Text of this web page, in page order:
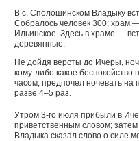
В с. Сполошинском Владыку
Собралось человек 300; храм
Ильинское. Здесь в храме —
деревянные.
Не дойдя версты до Ичеры,
кому-либо какое
часом, предпочел ночевать
разве 4–5 раз.
Утром 3-го июля прибыли в
приветственным словом;
Владыка сказал слово о силе